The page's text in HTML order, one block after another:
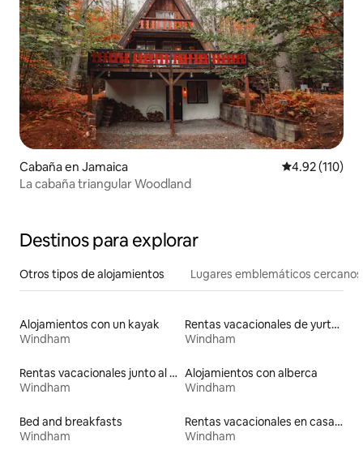
Cabaña en Jamaica Calificación
4.92 (110)
La cabaña triangular Woodland
Destinos para explorar
Otros tipos de alojamientos Lugares emblemáticos cercanos
Alojamientos con un kayak
Windham
Rentas vacacionales de yurtas con jacuzzi
Windham
Rentas vacacionales junto al agua
Windham
Alojamientos con alberca
Windham
Bed and breakfasts
Windham
Rentas vacacionales en casas adosadas
Windham